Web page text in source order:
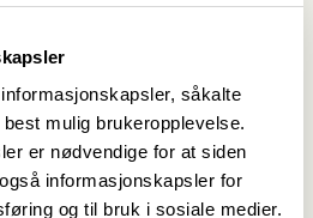
såkalte
mulig brukeropplevelse.
er nødvendige for at siden
informasjonskapsler for
og til bruk i sosiale medier.
11. november
Ny HTV og nytt
styre i Hamar
bispedømme!